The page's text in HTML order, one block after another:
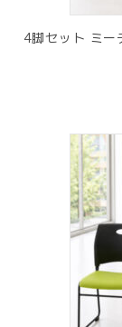
4脚セット ミー